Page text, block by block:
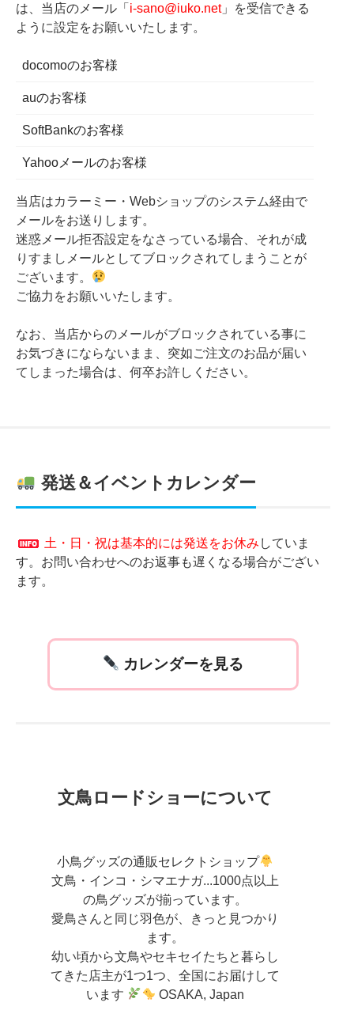
は、当店のメール「 i-sano@iuko.net」を受信できる
ように設定をお願いいたします。
docomoのお客様
auのお客様
SoftBankのお客様
Yahooメールのお客様
当店はカラーミー・Webショップのシステム経由で
メールをお送りします。
迷惑メール拒否設定をなさっている場合、それが成
りすましメールとしてブロックされてしまうことが
ございます。
ご協力をお願いいたします。
なお、当店からのメールがブロックされている事に
お気づきにならないまま、突如ご注文のお品が届い
てしまった場合は、何卒お許しください。
発送＆イベントカレンダー
土・日・祝は基本的には発送をお休み していま
す。お問い合わせへのお返事も遅くなる場合がござい
ます。
カレンダーを見る
文鳥ロードショーについて
小鳥グッズの通販セレクトショップ
文鳥・インコ・シマエナガ...1000点以上
の鳥グッズが揃っています。
愛鳥さんと同じ羽色が、きっと見つかり
ます。
幼い頃から文鳥やセキセイたちと暮らし
てきた店主が1つ1つ、全国にお届けして
います
OSAKA, Japan